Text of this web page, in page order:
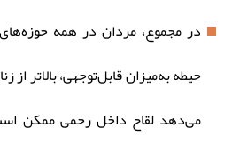
در مجموع، مردان در همه
حیطه به‌میزان قابل‌توجهی، بالاتر از
می‌دهد لقاح داخل رحمی ممکن